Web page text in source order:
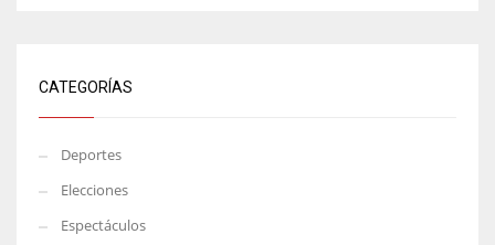
CATEGORÍAS
Deportes
Elecciones
Espectáculos